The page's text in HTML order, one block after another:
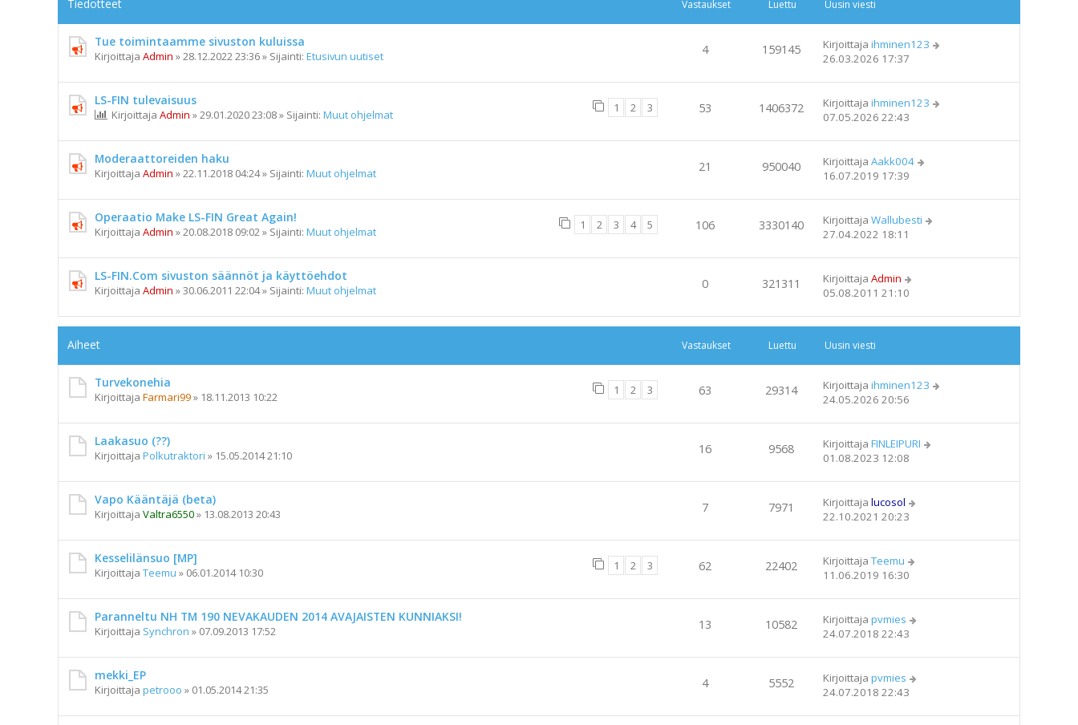
Tiedotteet Vastaukset Luettu Uusin viesti
Tue toimintaamme sivuston kuluissa
Kirjoittaja Admin »28.12.2022 23:36» Sijainti: Etusivun uutiset 4 159145 Kirjoittaja ihminen123
26.03.2026 17:37
LS-FIN tulevaisuus
Kirjoittaja Admin »29.01.2020 23:08» Sijainti: Muut ohjelmat 1 2 3 53 1406372 Kirjoittaja ihminen123
07.05.2026 22:43
Moderaattoreiden haku
Kirjoittaja Admin »22.11.2018 04:24» Sijainti: Muut ohjelmat 21 950040 Kirjoittaja Aakk004
16.07.2019 17:39
Operaatio Make LS-FIN Great Again!
Kirjoittaja Admin »20.08.2018 09:02» Sijainti: Muut ohjelmat 1 2 3 4 5 106 3330140 Kirjoittaja Wallubesti
27.04.2022 18:11
LS-FIN.Com sivuston säännöt ja käyttöehdot
Kirjoittaja Admin »30.06.2011 22:04» Sijainti: Muut ohjelmat 0 321311 Kirjoittaja Admin
05.08.2011 21:10
Aiheet Vastaukset Luettu Uusin viesti
Turvekonehia
Kirjoittaja Farmari99» 18.11.2013 10:22 1 2 3 63 29314 Kirjoittaja ihminen123
24.05.2026 20:56
Laakasuo (??)
Kirjoittaja Polkutraktori » 15.05.2014 21:10 16 9568 Kirjoittaja FINLEIPURI
01.08.2023 12:08
Vapo Kääntäjä (beta)
Kirjoittaja Valtra6550» 13.08.2013 20:43 7 7971 Kirjoittaja lucosol
22.10.2021 20:23
Kesselilänsuo [MP]
Kirjoittaja Teemu » 06.01.2014 10:30 1 2 3 62 22402 Kirjoittaja Teemu
11.06.2019 16:30
Paranneltu NH TM 190 NEVAKAUDEN 2014 AVAJAISTEN KUNNIAKSI!
Kirjoittaja Synchron » 07.09.2013 17:52 13 10582 Kirjoittaja pvmies
24.07.2018 22:43
mekki_EP
Kirjoittaja petrooo » 01.05.2014 21:35 4 5552 Kirjoittaja pvmies
24.07.2018 22:43